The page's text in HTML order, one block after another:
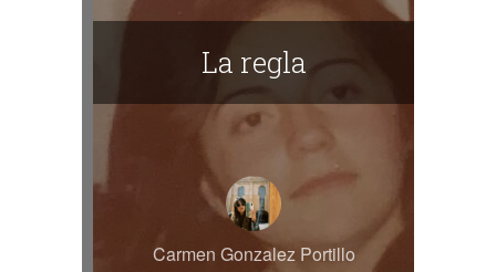
La regla
Carmen Gonzalez Portillo